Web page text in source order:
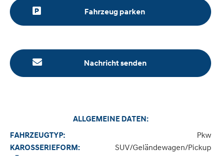
Fahrzeug parken
Nachricht senden
ALLGEMEINE DATEN:
FAHRZEUGTYP:
Pkw
KAROSSERIEFORM:
SUV/Geländewagen/Pickup